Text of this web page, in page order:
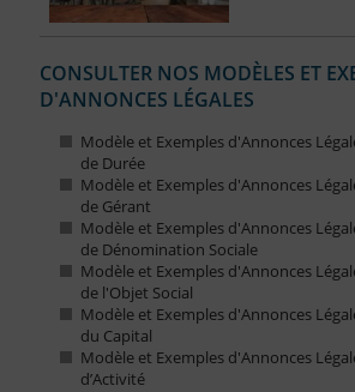
CONSULTER NOS MODÈLES ET
D'ANNONCES LÉGALES
Modèle et Exemples d'Annonces
de Durée
Modèle et Exemples d'Annonces
de Gérant
Modèle et Exemples d'Annonces
de Dénomination Sociale
Modèle et Exemples d'Annonces
de l'Objet Social
Modèle et Exemples d'Annonces
du Capital
Modèle et Exemples d'Annonces
d’Activité